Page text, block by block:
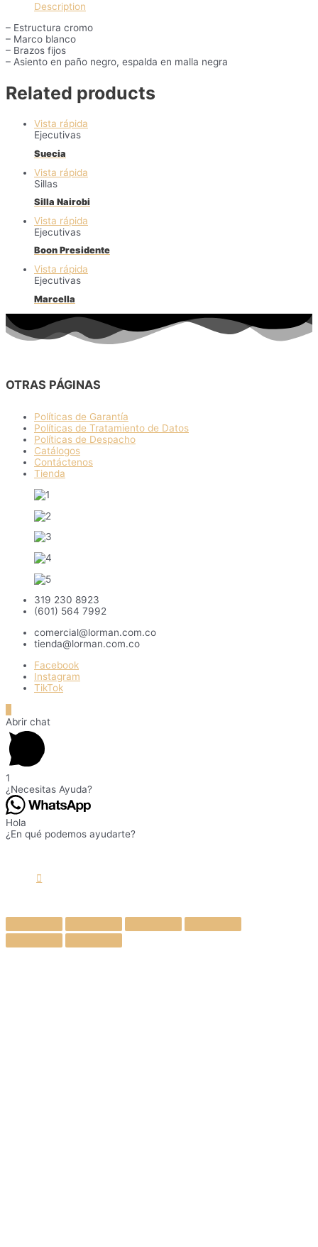
Description
– Estructura cromo
– Marco blanco
– Brazos fijos
– Asiento en paño negro, espalda en malla negra
Related products
Vista rápida
Ejecutivas
Suecia
Vista rápida
Sillas
Silla Nairobi
Vista rápida
Ejecutivas
Boon Presidente
Vista rápida
Ejecutivas
Marcella
OTRAS PÁGINAS
Políticas de Garantía
Políticas de Tratamiento de Datos
Políticas de Despacho
Catálogos
Contáctenos
Tienda
319 230 8923
(601) 564 7992
comercial@lorman.com.co
tienda@lorman.com.co
Facebook
Instagram
TikTok
Ir
arriba
Abrir chat
1
¿Necesitas Ayuda?
Hola
¿En qué podemos ayudarte?